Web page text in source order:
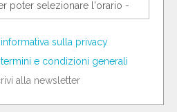
l'informativa sulla privacy
termini e condizioni generali
alla newsletter